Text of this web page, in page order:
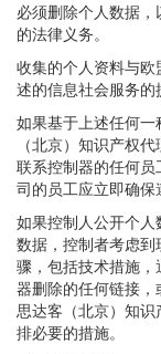
必须删除个人数据
的法律义务。
收集的个人资料与
述的信息社会服务的
如果基于上述任何
（北京）知识产权
联系控制器的任何
司的员工应立即确保
如果控制人公开个人
数据，控制者考虑
骤，包括技术措施
器删除的任何链接，
思达客（北京）知
排必要的措施。